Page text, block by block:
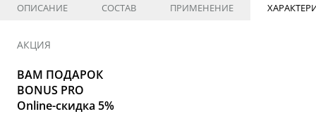
ОПИСАНИЕ СОСТАВ ПРИМЕНЕНИЕ
АКЦИЯ
ВАМ ПОДАРОК
BONUS PRO
Online-скидка 5%